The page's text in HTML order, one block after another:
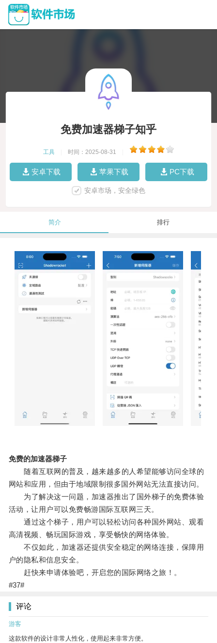
免费加速器梯子知乎
工具 时间：2025-08-31
安卓下载 苹果下载 PC下载
安卓市场，安全绿色
简介 排行
免费的加速器梯子
随着互联网的普及，越来越多的人希望能够访问全球的
网站和应用，但由于地域限制很多国外网站无法直接访问。
为了解决这一问题，加速器推出了国外梯子的免费体验
活动，让用户可以免费畅游国际互联网三天。
通过这个梯子，用户可以轻松访问各种国外网站、观看
高清视频、畅玩国际游戏，享受畅快的网络体验。
不仅如此，加速器还提供安全稳定的网络连接，保障用
户的隐私和信息安全。
赶快来申请体验吧，开启您的国际网络之旅！。
#37#
评论
游客
这款软件的设计非常人性化，使用起来非常方便。